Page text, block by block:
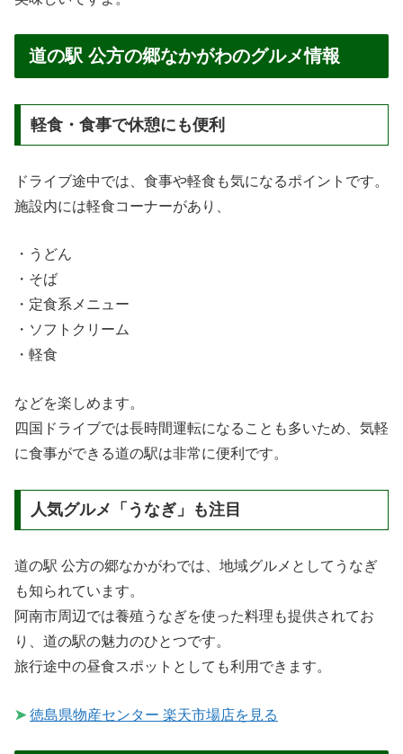
道の駅 公方の郷なかがわのグルメ情報
軽食・食事で休憩にも便利
ドライブ途中では、食事や軽食も気になるポイントです。
施設内には軽食コーナーがあり、
・うどん
・そば
・定食系メニュー
・ソフトクリーム
・軽食
などを楽しめます。
四国ドライブでは長時間運転になることも多いため、気軽
に食事ができる道の駅は非常に便利です。
人気グルメ「うなぎ」も注目
道の駅 公方の郷なかがわでは、地域グルメとしてうなぎ
も知られています。
阿南市周辺では養殖うなぎを使った料理も提供されてお
り、道の駅の魅力のひとつです。
旅行途中の昼食スポットとしても利用できます。
➤ 徳島県物産センター 楽天市場店を見る